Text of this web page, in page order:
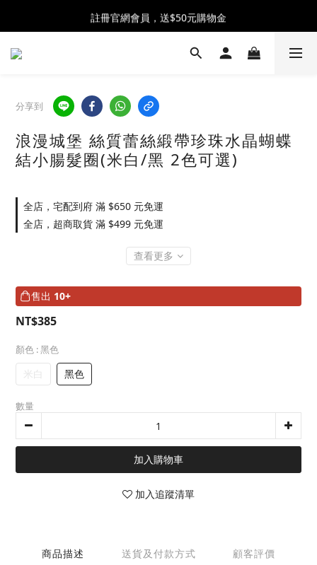
全館消費滿$2300 贈 ♡ 奶油泡芙化妝包 ♡
註冊官網會員，送$50元購物金
全館消費滿$2300 贈 ♡ 奶油泡芙化妝包 ♡
分享到
浪漫城堡 絲質蕾絲緞帶珍珠水晶蝴蝶
結小腸髮圈(米白/黑 2色可選)
全店，宅配到府 滿 $650 元免運
全店，超商取貨 滿 $499 元免運
查看更多
售出 10+
NT$385
顏色 : 黑色
米白 黑色
數量
加入購物車
加入追蹤清單
商品描述 送貨及付款方式 顧客評價